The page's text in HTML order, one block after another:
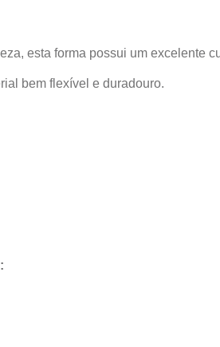
esta forma possui um excelente
bem flexível e duradouro.